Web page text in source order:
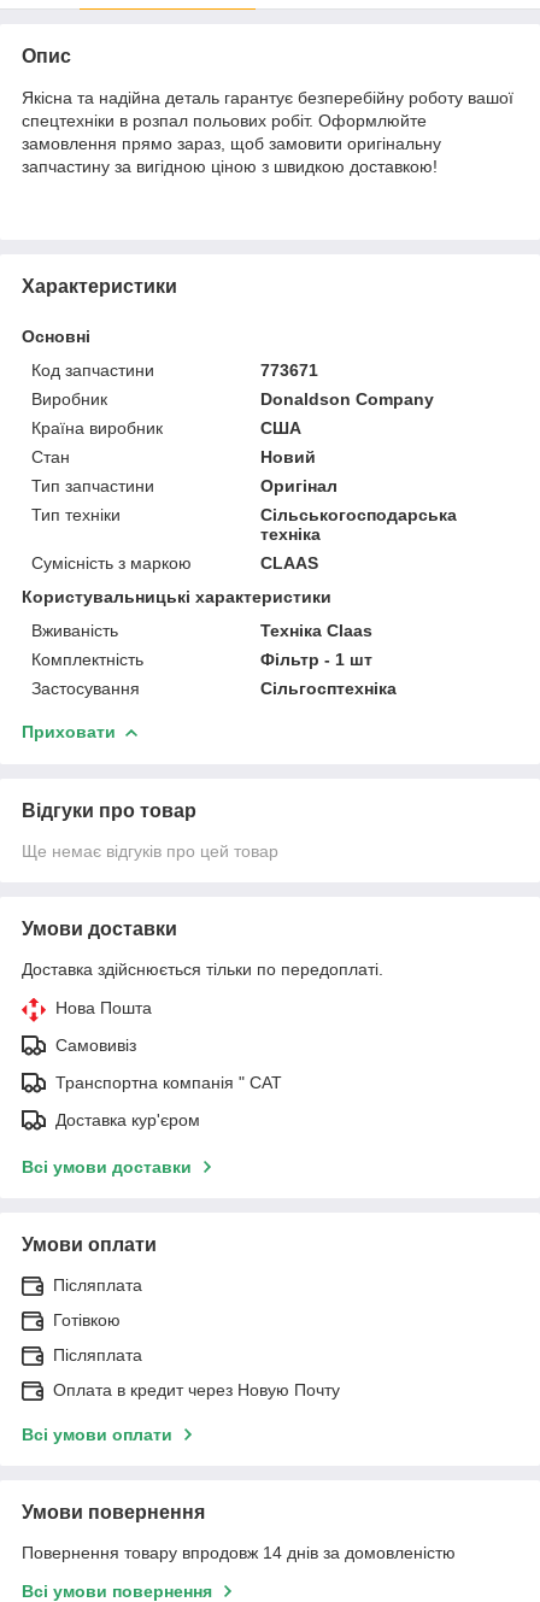
Опис
Якісна та надійна деталь гарантує безперебійну роботу вашої
спецтехніки в розпал польових робіт. Оформлюйте
замовлення прямо зараз, щоб замовити оригінальну
запчастину за вигідною ціною з швидкою доставкою!
Характеристики
Основні
Код запчастини
773671
Виробник
Donaldson Company
Країна виробник
США
Стан
Новий
Тип запчастини
Оригінал
Тип техніки
Сільськогосподарська
техніка
Сумісність з маркою
CLAAS
Користувальницькі характеристики
Вживаність
Техніка Claas
Комплектність
Фільтр - 1 шт
Застосування
Сільгосптехніка
Приховати
Відгуки про товар
Ще немає відгуків про цей товар
Умови доставки
Доставка здійснюється тільки по передоплаті.
Нова Пошта
Самовивіз
Транспортна компанія " САТ
Доставка кур'єром
Всі умови доставки
Умови оплати
Післяплата
Готівкою
Післяплата
Оплата в кредит через Новую Почту
Всі умови оплати
Умови повернення
Повернення товару впродовж 14 днів за домовленістю
Всі умови повернення